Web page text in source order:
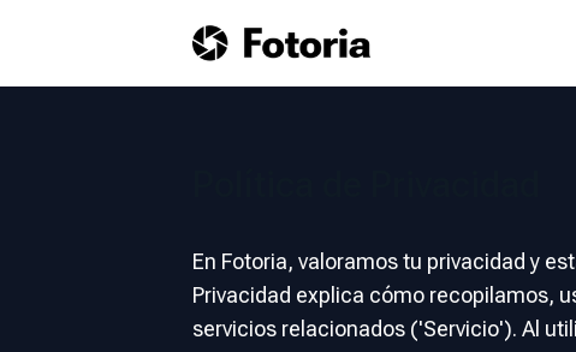
En Fotoria, valoramos tu privacidad y
Privacidad explica cómo recopilamos,
servicios relacionados ('Servicio'). Al